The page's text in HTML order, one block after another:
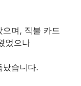
며, 직불 카드
었으나
났습니다.